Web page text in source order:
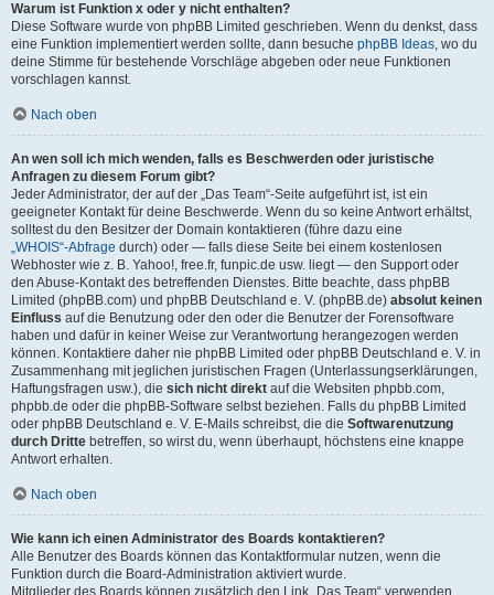
Warum ist Funktion x oder y nicht enthalten?
Diese Software wurde von phpBB Limited geschrieben. Wenn du denkst, dass
eine Funktion implementiert werden sollte, dann besuche phpBB Ideas, wo du
deine Stimme für bestehende Vorschläge abgeben oder neue Funktionen
vorschlagen kannst.
Nach oben
An wen soll ich mich wenden, falls es Beschwerden oder juristische
Anfragen zu diesem Forum gibt?
Jeder Administrator, der auf der „Das Team“-Seite aufgeführt ist, ist ein
geeigneter Kontakt für deine Beschwerde. Wenn du so keine Antwort erhältst,
solltest du den Besitzer der Domain kontaktieren (führe dazu eine
„WHOIS“-Abfrage durch) oder — falls diese Seite bei einem kostenlosen
Webhoster wie z. B. Yahoo!, free.fr, funpic.de usw. liegt — den Support oder
den Abuse-Kontakt des betreffenden Dienstes. Bitte beachte, dass phpBB
Limited (phpBB.com) und phpBB Deutschland e. V. (phpBB.de) absolut keinen
Einfluss auf die Benutzung oder den oder die Benutzer der Forensoftware
haben und dafür in keiner Weise zur Verantwortung herangezogen werden
können. Kontaktiere daher nie phpBB Limited oder phpBB Deutschland e. V. in
Zusammenhang mit jeglichen juristischen Fragen (Unterlassungserklärungen,
Haftungsfragen usw.), die sich nicht direkt auf die Websiten phpbb.com,
phpbb.de oder die phpBB-Software selbst beziehen. Falls du phpBB Limited
oder phpBB Deutschland e. V. E-Mails schreibst, die die Softwarenutzung
durch Dritte betreffen, so wirst du, wenn überhaupt, höchstens eine knappe
Antwort erhalten.
Nach oben
Wie kann ich einen Administrator des Boards kontaktieren?
Alle Benutzer des Boards können das Kontaktformular nutzen, wenn die
Funktion durch die Board-Administration aktiviert wurde.
Mitglieder des Boards können zusätzlich den Link „Das Team“ verwenden.